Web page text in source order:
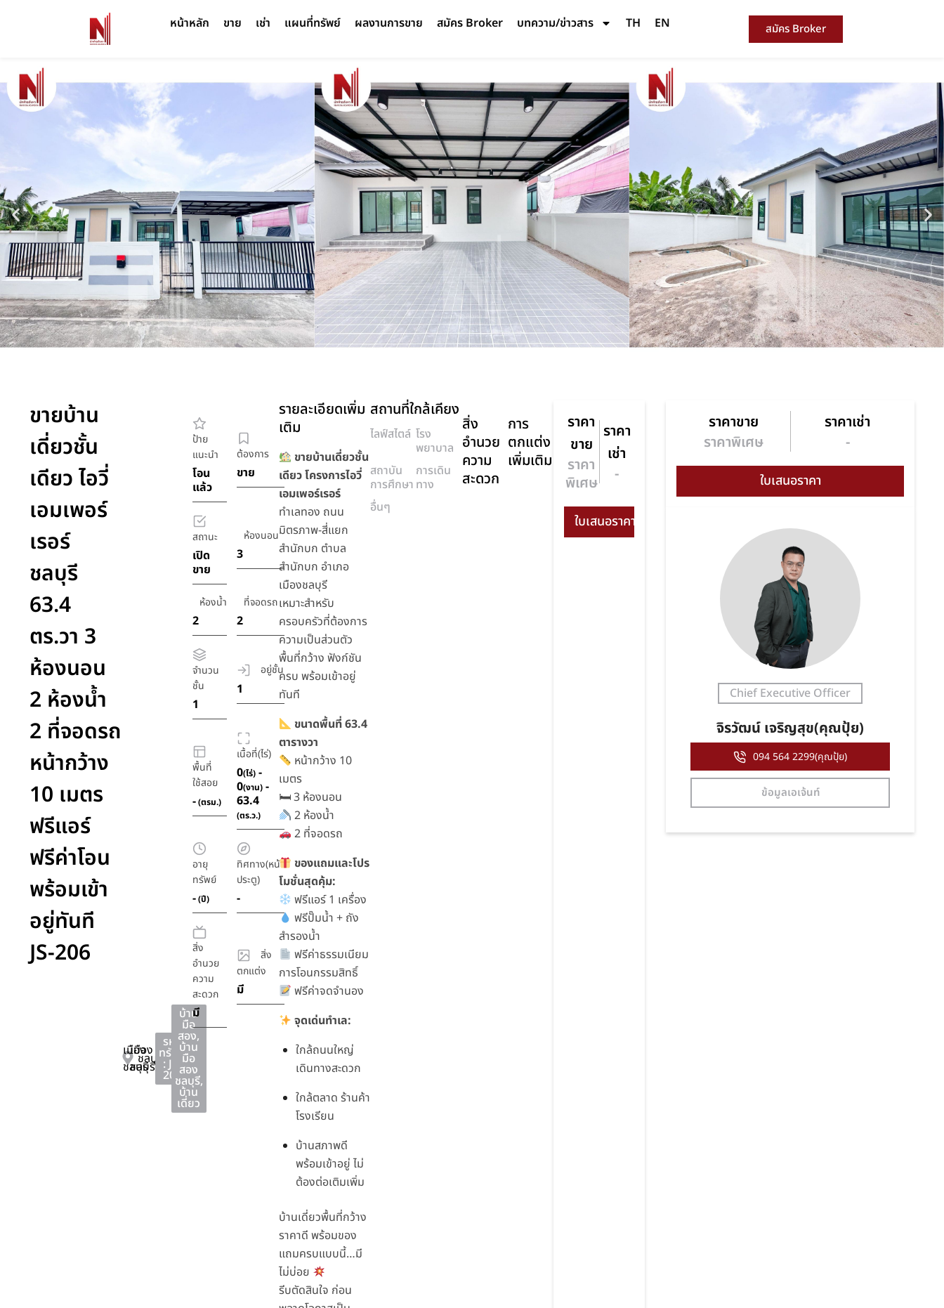
หน้าหลัก ขาย เช่า แผนที่ทรัพย์ ผลงานการขาย สมัคร Broker บทความ/ข่าวสาร TH EN สมัคร Broker
ขายบ้าน
เดี่ยวชั้น
เดียว ไอวี่
เอมเพอร์
เรอร์
ชลบุรี
63.4
ตร.วา 3
ห้องนอน
2 ห้องน้ำ
2 ที่จอดรถ
หน้ากว้าง
10 เมตร
ฟรีแอร์
ฟรีค่าโอน
พร้อมเข้า
อยู่ทันที
JS-206
เมือง
ชลบุรี
เมือง
ชลบุรี
ชลบุรี
รหัส
ทรัพย์
: JS-
206
บ้าน
มือ
สอง,
บ้าน
มือ
สอง
ชลบุรี,
บ้าน
เดี่ยว
ป้าย
แนะนำ
โอน
แล้ว
ต้องการ
ขาย
สถานะ
เปิด
ขาย
ห้องนอน
3
ห้องน้ำ
2
ที่จอดรถ
2
จำนวน
ชั้น
1
อยู่ชั้น
1
พื้นที่
ใช้สอย
-(ตรม.)
เนื้อที่(ไร่)
0(ไร่)-
0(งาน)-
63.4
(ตร.ว.)
อายุ
ทรัพย์
-(ปี)
ทิศทาง(หน้า
ประตู)
-
สิ่ง
อำนวย
ความ
สะดวก
มี
สิ่ง
ตกแต่ง
มี
รายละเอียดเพิ่ม
เติม
ขายบ้านเดี่ยวชั้น
เดียว โครงการไอวี่
เอมเพอร์เรอร์
ทำเลทอง ถนน
มิตรภาพ-สี่แยก
สำนักบก ตำบล
สำนักบก อำเภอ
เมืองชลบุรี
เหมาะสำหรับ
ครอบครัวที่ต้องการ
ความเป็นส่วนตัว
พื้นที่กว้าง ฟังก์ชัน
ครบ พร้อมเข้าอยู่
ทันที
ขนาดพื้นที่ 63.4
ตารางวา
หน้ากว้าง 10
เมตร
🛏 3 ห้องนอน
2 ห้องน้ำ
2 ที่จอดรถ
ของแถมและโปร
โมชั่นสุดคุ้ม:
ฟรีแอร์ 1 เครื่อง
ฟรีปั๊มน้ำ + ถัง
สำรองน้ำ
ฟรีค่าธรรมเนียม
การโอนกรรมสิทธิ์
ฟรีค่าจดจำนอง
จุดเด่นทำเล:
ใกล้ถนนใหญ่
เดินทางสะดวก
ใกล้ตลาด ร้านค้า
โรงเรียน
บ้านสภาพดี
พร้อมเข้าอยู่ ไม่
ต้องต่อเติมเพิ่ม
บ้านเดี่ยวพื้นที่กว้าง
ราคาดี พร้อมของ
แถมครบแบบนี้…มี
ไม่บ่อย
รีบตัดสินใจ ก่อน
สถานที่ใกล้เคียง
ไลฟ์สไตล์ โรง
พยาบาล
สถาบัน
การศึกษา
การเดิน
ทาง
อื่นๆ
สิ่ง
อำนวย
ความ
สะดวก
การ
ตกแต่ง
เพิ่มเติม
ราคา
ขาย
ราคา
พิเศษ
ราคา
เช่า
-
ราคาขาย
ราคาพิเศษ
ราคาเช่า
-
Chief Executive Officer
จิรวัฒน์ เจริญสุข(คุณปุ้ย)
094 564 2299(คุณปุ้ย)
ข้อมูลเอเจ้นท์